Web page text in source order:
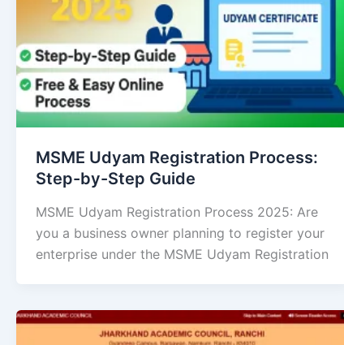
MSME Udyam Registration Process:
Step-by-Step Guide
MSME Udyam Registration Process 2025: Are
you a business owner planning to register your
enterprise under the MSME Udyam Registration